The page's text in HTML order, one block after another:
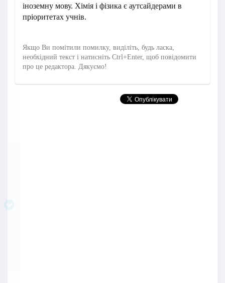
іноземну мову. Хімія і фізика є аутсайдерами в
пріоритетах учнів.
Якщо Ви помітили помилку, виділіть, будь ласка,
необхідний текст і натисніть Ctrl+Enter, щоб повідомити
про це редактора. Дякуємо!